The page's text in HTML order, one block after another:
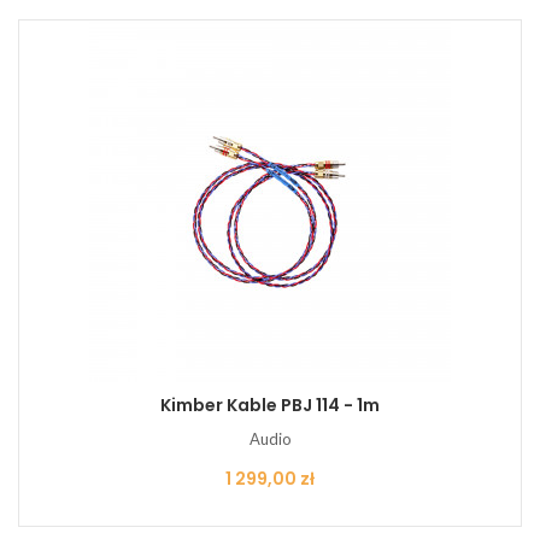
Kimber Kable PBJ 114 - 1m
Audio
Cena
1 299,00 zł